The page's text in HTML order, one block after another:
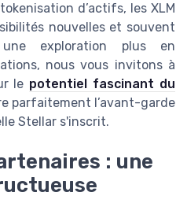
d’actifs, les XLM
nouvelles et souvent
une exploration plus en
nous vous invitons à
le potentiel fascinant du
parfaitement l’avant-garde
Stellar s'inscrit.
: une